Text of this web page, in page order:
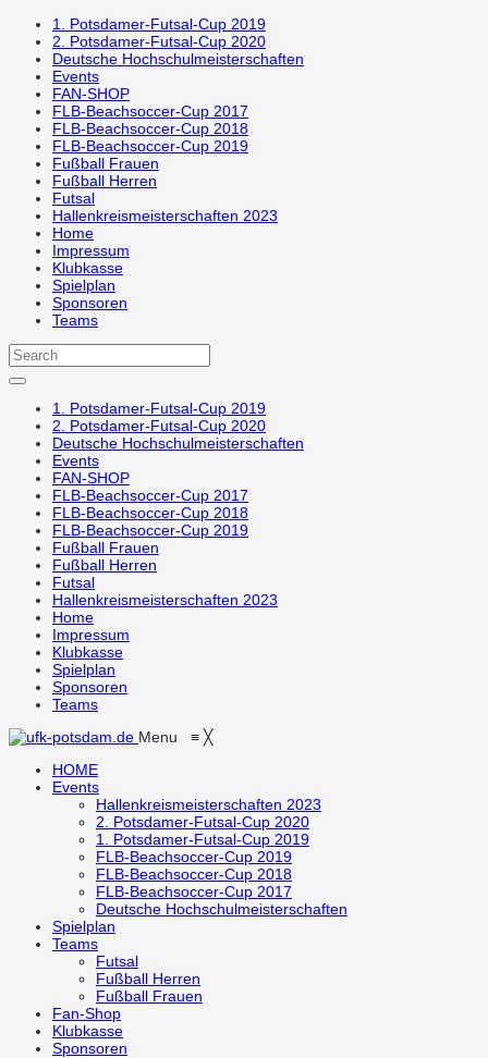
1. Potsdamer-Futsal-Cup 2019
2. Potsdamer-Futsal-Cup 2020
Deutsche Hochschulmeisterschaften
Events
FAN-SHOP
FLB-Beachsoccer-Cup 2017
FLB-Beachsoccer-Cup 2018
FLB-Beachsoccer-Cup 2019
Fußball Frauen
Fußball Herren
Futsal
Hallenkreismeisterschaften 2023
Home
Impressum
Klubkasse
Spielplan
Sponsoren
Teams
1. Potsdamer-Futsal-Cup 2019
2. Potsdamer-Futsal-Cup 2020
Deutsche Hochschulmeisterschaften
Events
FAN-SHOP
FLB-Beachsoccer-Cup 2017
FLB-Beachsoccer-Cup 2018
FLB-Beachsoccer-Cup 2019
Fußball Frauen
Fußball Herren
Futsal
Hallenkreismeisterschaften 2023
Home
Impressum
Klubkasse
Spielplan
Sponsoren
Teams
Menu ≡ ╳
HOME
Events
Hallenkreismeisterschaften 2023
2. Potsdamer-Futsal-Cup 2020
1. Potsdamer-Futsal-Cup 2019
FLB-Beachsoccer-Cup 2019
FLB-Beachsoccer-Cup 2018
FLB-Beachsoccer-Cup 2017
Deutsche Hochschulmeisterschaften
Spielplan
Teams
Futsal
Fußball Herren
Fußball Frauen
Fan-Shop
Klubkasse
Sponsoren